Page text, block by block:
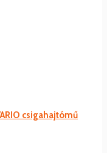
csigahajtómű